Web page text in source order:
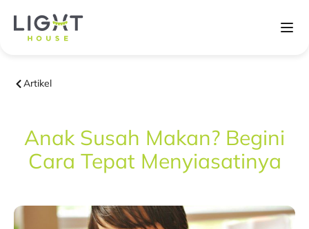
Artikel
Anak Susah Makan? Begini
Cara Tepat Menyiasatinya